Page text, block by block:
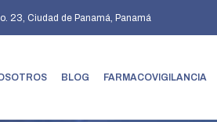
23, Ciudad de Panamá, Panamá
BLOG FARMACOVIGILANCIA